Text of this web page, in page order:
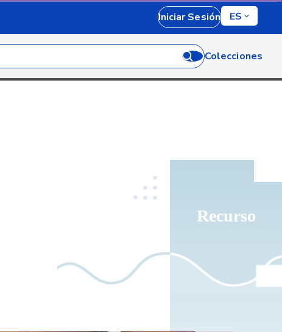
Iniciar Sesión ES
Colecciones
Recurso